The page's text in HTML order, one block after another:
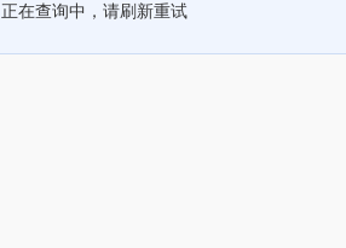
正在查询中，请刷新重试